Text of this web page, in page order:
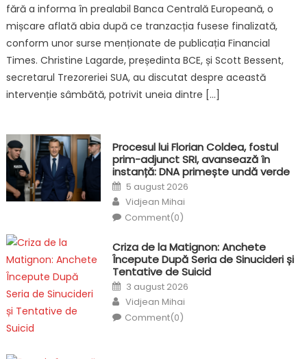
fără a informa în prealabil Banca Centrală Europeană, o
mișcare aflată abia după ce tranzacția fusese finalizată,
conform unor surse menționate de publicația Financial
Times. Christine Lagarde, președinta BCE, și Scott Bessent,
secretarul Trezoreriei SUA, au discutat despre această
intervenție sâmbătă, potrivit uneia dintre […]
Procesul lui Florian Coldea, fostul
prim-adjunct SRI, avansează în
instanță: DNA primește undă verde
Posted
on
5 august 2026
Author
Vidjean Mihai
Comment(0)
Criza de la Matignon: Anchete
Începute După Seria de Sinucideri și
Tentative de Suicid
Posted
on
3 august 2026
Author
Vidjean Mihai
Comment(0)